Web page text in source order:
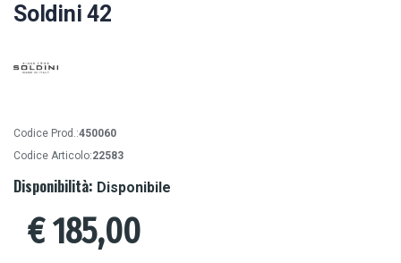
Soldini 42
Codice Prod.:450060
Codice Articolo:22583
Disponibilità: Disponibile
€185,00